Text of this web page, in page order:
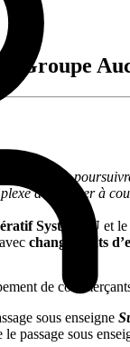
Groupe
de ne pas
à déployer à
Système U et
avec changements
de
sous enseigne
passage sous